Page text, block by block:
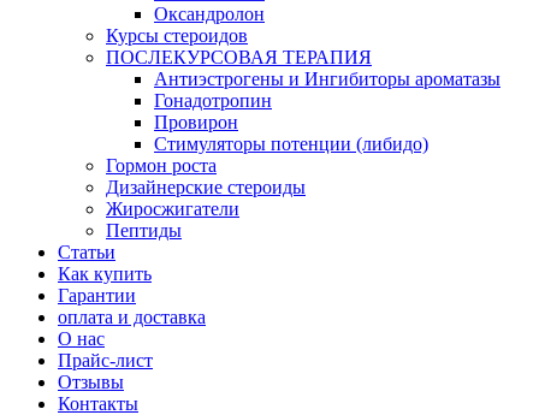
Оксандролон
Курсы стероидов
ПОСЛЕКУРСОВАЯ ТЕРАПИЯ
Антиэстрогены и Ингибиторы ароматазы
Гонадотропин
Провирон
Стимуляторы потенции (либидо)
Гормон роста
Дизайнерские стероиды
Жиросжигатели
Пептиды
Статьи
Как купить
Гарантии
оплата и доставка
О нас
Прайс-лист
Отзывы
Контакты